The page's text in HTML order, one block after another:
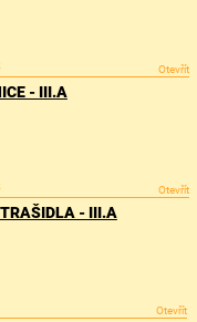
Otevřít
- III.A
Otevřít
- III.A
Otevřít